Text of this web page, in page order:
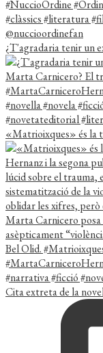
¿T'agradaria tenir un
«Matrioixques» és la
Cita extreta de la